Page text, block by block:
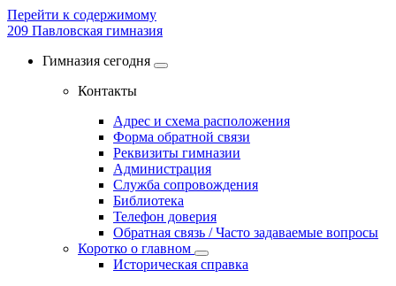
Перейти к содержимому
209 Павловская гимназия
Гимназия сегодня
Контакты
Адрес и схема расположения
Форма обратной связи
Реквизиты гимназии
Администрация
Служба сопровождения
Библиотека
Телефон доверия
Обратная связь / Часто задаваемые вопросы
Коротко о главном
Историческая справка